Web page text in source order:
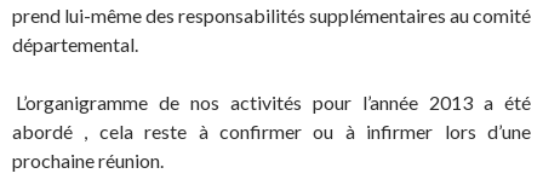
prend lui-même des responsabilités supplémentaires au comité
départemental.
L’organigramme de nos activités pour l’année 2013 a été
abordé , cela reste à confirmer ou à infirmer lors d’une
prochaine réunion.